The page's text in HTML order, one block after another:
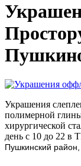
Украшения
полимерной
хирургической
день с 10 до 22 в
Пушкинский